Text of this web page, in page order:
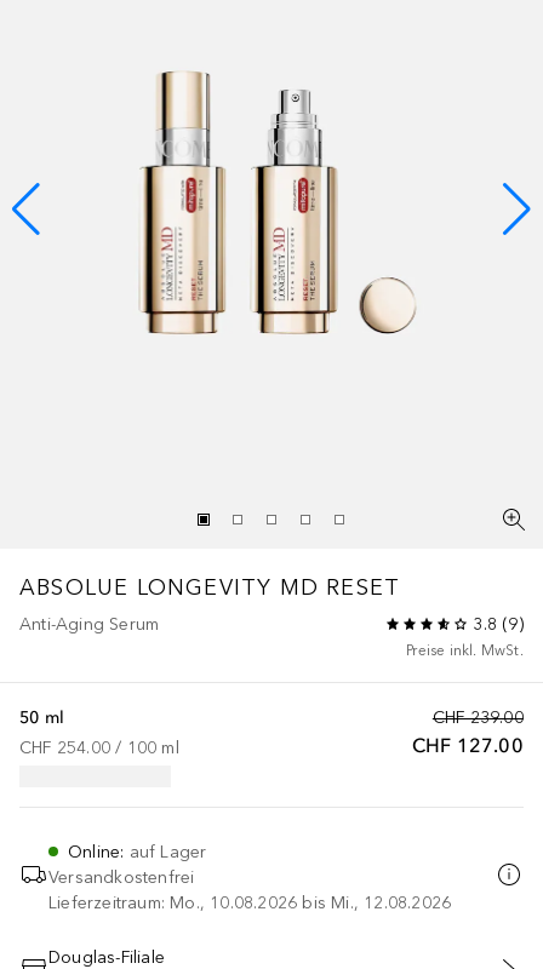
ABSOLUE LONGEVITY MD RESET
Anti-Aging Serum 3.8 (9)
Preise inkl. MwSt.
CHF 239.00
CHF 127.00
50 ml
CHF 254.00 / 100 ml
Online: auf Lager
Versandkostenfrei
Lieferzeitraum: Mo., 10.08.2026 bis Mi., 12.08.2026
Douglas-Filiale